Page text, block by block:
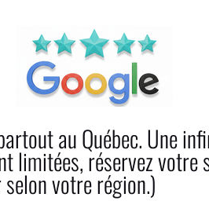
RENDEZ-
au Québec. Une
limitées, réservez votre
votre région.)